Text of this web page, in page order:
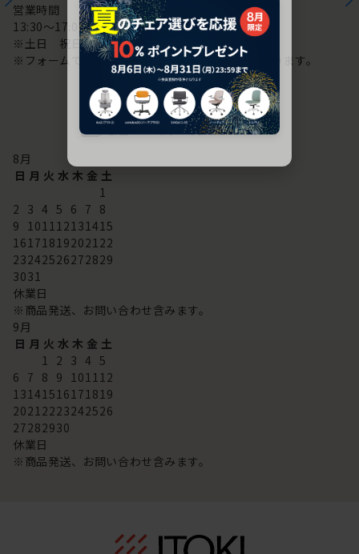
営業時間
13:30～17:00
※土日 祝日は休み
※フォームでのお問い合わせは24時間対応しております。
配送・お問い合わせ営業日
8月
日 月 火 水 木 金 土
1
2 3 4 5 6 7 8
9 101112131415
16171819202122
23242526272829
3031
休業日
※商品発送、お問い合わせ含みます。
9月
日 月 火 水 木 金 土
1 2 3 4 5
6 7 8 9 101112
13141516171819
20212223242526
27282930
休業日
※商品発送、お問い合わせ含みます。